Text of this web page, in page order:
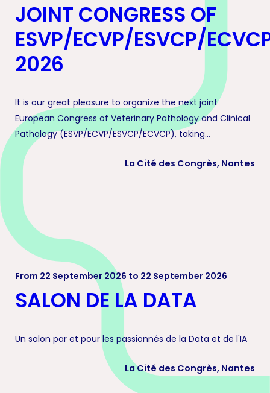
JOINT CONGRESS OF
ESVP/ECVP/ESVCP/
2026
It is our great pleasure to organize the next joint
European Congress of Veterinary Pathology and Clinical
Pathology (ESVP/ECVP/ESVCP/ECVCP), taking...
La Cité des Congrès, Nantes
From 22 September 2026 to 22 September 2026
SALON DE LA DATA
Un salon par et pour les passionnés de la Data et de l'IA
La Cité des Congrès, Nantes